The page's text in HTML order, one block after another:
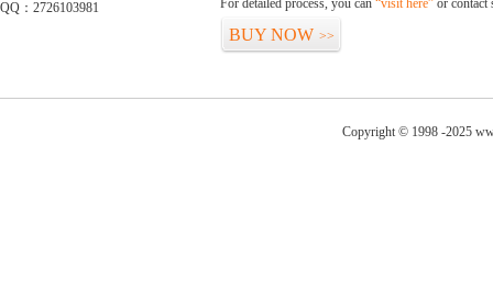
QQ：2726103981
For detailed process, you can “visit here” or contact
BUY NOW >>
Copyright © 1998 -2025